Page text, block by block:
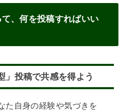
、何を投稿すればいい
」投稿で共感を得よう
た自身の経験や気づきを